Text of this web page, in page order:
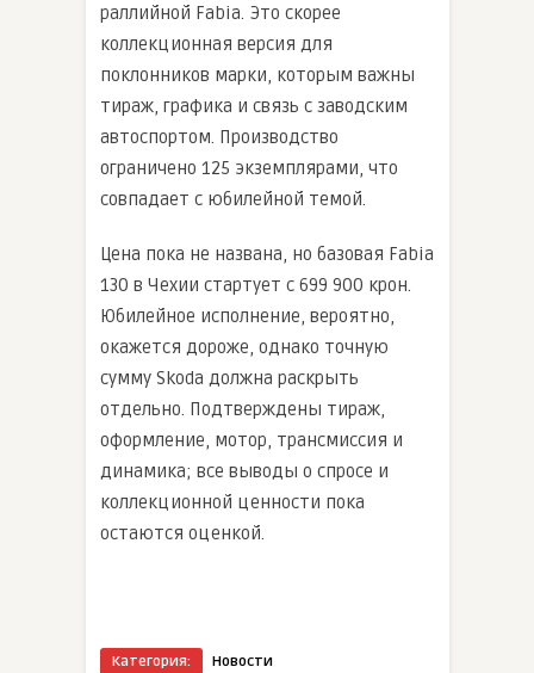
раллийной Fabia. Это скорее
коллекционная версия для
поклонников марки, которым важны
тираж, графика и связь с заводским
автоспортом. Производство
ограничено 125 экземплярами, что
совпадает с юбилейной темой.
Цена пока не названа, но базовая Fabia
130 в Чехии стартует с 699 900 крон.
Юбилейное исполнение, вероятно,
окажется дороже, однако точную
сумму Skoda должна раскрыть
отдельно. Подтверждены тираж,
оформление, мотор, трансмиссия и
динамика; все выводы о спросе и
коллекционной ценности пока
остаются оценкой.
Категория: Новости